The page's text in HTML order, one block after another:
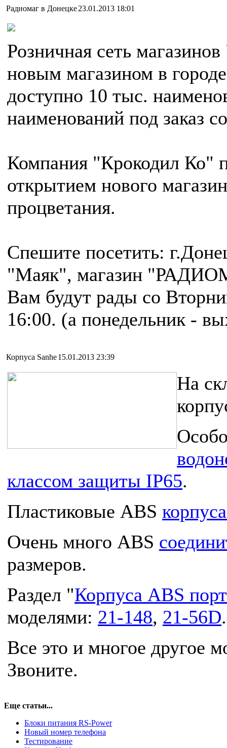
Радиомаг в Донецке23.01.2013 18:01
Розничная сеть
новым магазином в
доступно 10 тыс.
наименований под заказ
Компания "Крокодил Ко"
открытием нового
процветания.
Спешите посетить:
"Маяк", магазин
Вам будут рады со
16:00. (а понедельник -
Корпуса Sanhe15.01.2013 23:39
На
классом защиты IP65.
Пластиковые ABS
Очень много ABS
размеров.
Раздел "Корпуса ABS
моделями: 21-148, 21-56D.
Все это и многое другое
Звоните.
Еще статьи...
Блоки питания RS-Power
Новый номер телефона
Тестирование